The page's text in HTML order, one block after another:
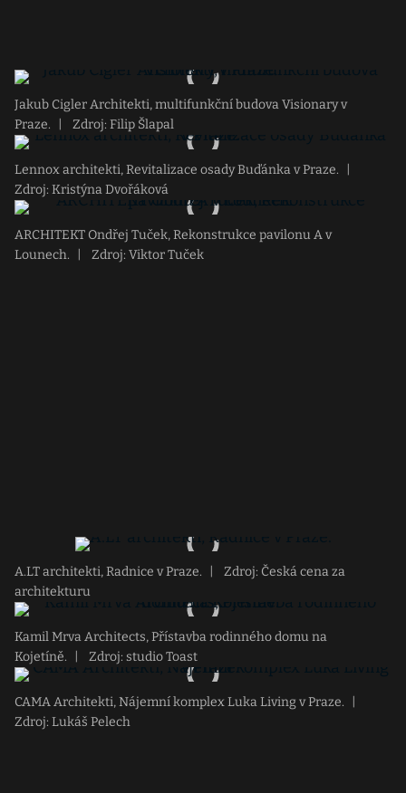
Jakub Cigler Architekti, multifunkční budova Visionary v
Praze.
Zdroj: Filip Šlapal
Lennox architekti, Revitalizace osady Buďánka v Praze.
Zdroj: Kristýna Dvořáková
ARCHITEKT Ondřej Tuček, Rekonstrukce pavilonu A v
Lounech.
Zdroj: Viktor Tuček
A.LT architekti, Radnice v Praze.
Zdroj: Česká cena za
architekturu
Kamil Mrva Architects, Přístavba rodinného domu na
Kojetíně.
Zdroj: studio Toast
CAMA Architekti, Nájemní komplex Luka Living v Praze.
Zdroj: Lukáš Pelech